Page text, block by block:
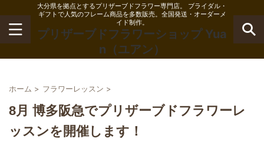
大分県を拠点とするプリザーブドフラワー専門店。 ブライダル・
ギフトで人気のフレーム商品を多数販売。全国発送・オーダーメ
イド制作。
プリザーブドフラワーショップ Yua
n（ユアン）
ホーム > フラワーレッスン >
8月 博多阪急でプリザーブドフラワーレ
ッスンを開催します！